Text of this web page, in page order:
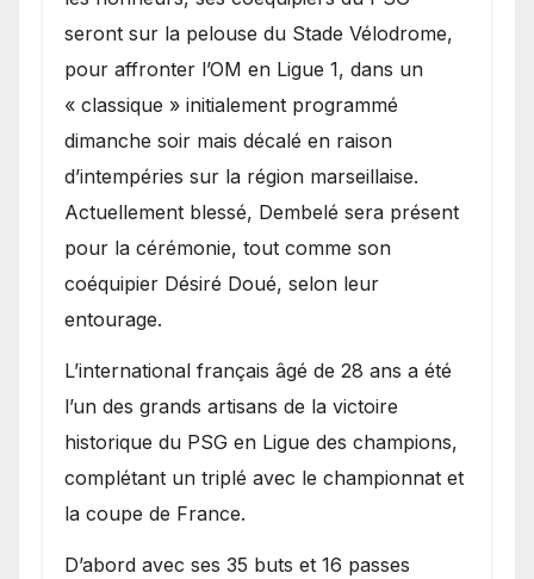
seront sur la pelouse du Stade Vélodrome,
pour affronter l’OM en Ligue 1, dans un
« classique » initialement programmé
dimanche soir mais décalé en raison
d’intempéries sur la région marseillaise.
Actuellement blessé, Dembelé sera présent
pour la cérémonie, tout comme son
coéquipier Désiré Doué, selon leur
entourage.
L’international français âgé de 28 ans a été
l’un des grands artisans de la victoire
historique du PSG en Ligue des champions,
complétant un triplé avec le championnat et
la coupe de France.
D’abord avec ses 35 buts et 16 passes